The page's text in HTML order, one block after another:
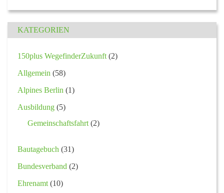
KATEGORIEN
150plus WegefinderZukunft (2)
Allgemein (58)
Alpines Berlin (1)
Ausbildung (5)
Gemeinschaftsfahrt (2)
Bautagebuch (31)
Bundesverband (2)
Ehrenamt (10)